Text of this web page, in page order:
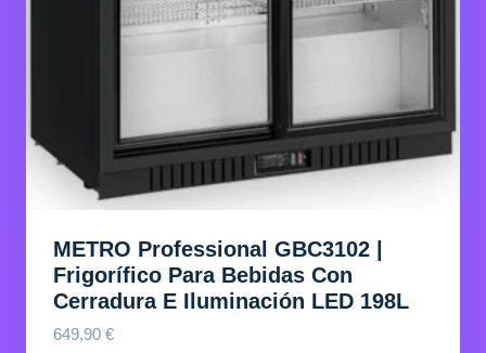
METRO Professional GBC3102 |
Frigorífico Para Bebidas Con
Cerradura E Iluminación LED 198L
649,90 €